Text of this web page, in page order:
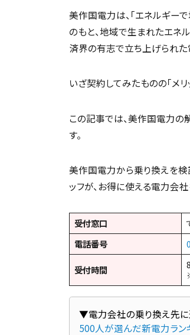
美作国電力は、「エネルギー
のもと、地域で生まれたエネ
済界の有志で立ち上げられた
いざ契約してみたものの「メ
この記事では、美作国電力の
す。
美作国電力から乗り換えを検
ッフが、お得に使える電力会社
受付窓口
電話番号
受付時間
500人が選んだ新電力ラン